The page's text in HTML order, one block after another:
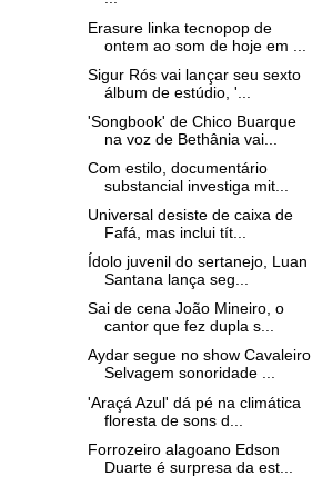
Erasure linka tecnopop de
ontem ao som de hoje em ...
Sigur Rós vai lançar seu sexto
álbum de estúdio, '...
'Songbook' de Chico Buarque
na voz de Bethânia vai...
Com estilo, documentário
substancial investiga mit...
Universal desiste de caixa de
Fafá, mas inclui tít...
Ídolo juvenil do sertanejo, Luan
Santana lança seg...
Sai de cena João Mineiro, o
cantor que fez dupla s...
Aydar segue no show Cavaleiro
Selvagem sonoridade ...
'Araçá Azul' dá pé na climática
floresta de sons d...
Forrozeiro alagoano Edson
Duarte é surpresa da est...